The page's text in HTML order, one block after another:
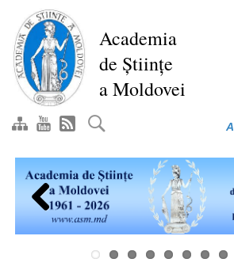
Перейти
основному
содержанию
Academia
de Științe
a Moldovei
A
Previous